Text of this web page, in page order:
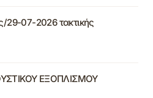
07-2026 τακτικής
ΕΞΟΠΛΙΣΜΟΥ